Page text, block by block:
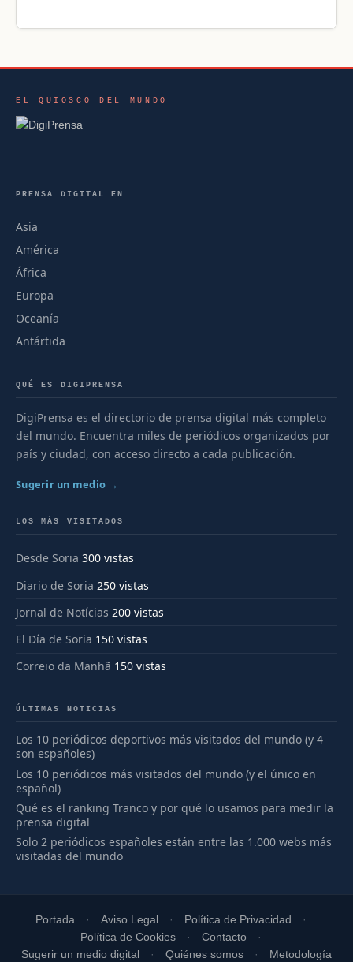
EL QUIOSCO DEL MUNDO
PRENSA DIGITAL EN
Asia
América
África
Europa
Oceanía
Antártida
QUÉ ES DIGIPRENSA
DigiPrensa es el directorio de prensa digital más completo
del mundo. Encuentra miles de periódicos organizados por
país y ciudad, con acceso directo a cada publicación.
Sugerir un medio →
LOS MÁS VISITADOS
Desde Soria 300 vistas
Diario de Soria 250 vistas
Jornal de Notícias 200 vistas
El Día de Soria 150 vistas
Correio da Manhã 150 vistas
ÚLTIMAS NOTICIAS
Los 10 periódicos deportivos más visitados del mundo (y 4
son españoles)
Los 10 periódicos más visitados del mundo (y el único en
español)
Qué es el ranking Tranco y por qué lo usamos para medir la
prensa digital
Solo 2 periódicos españoles están entre las 1.000 webs más
visitadas del mundo
Portada Aviso Legal
Política de Privacidad
Política de Cookies
Contacto
Sugerir un medio digital
Quiénes somos Metodología